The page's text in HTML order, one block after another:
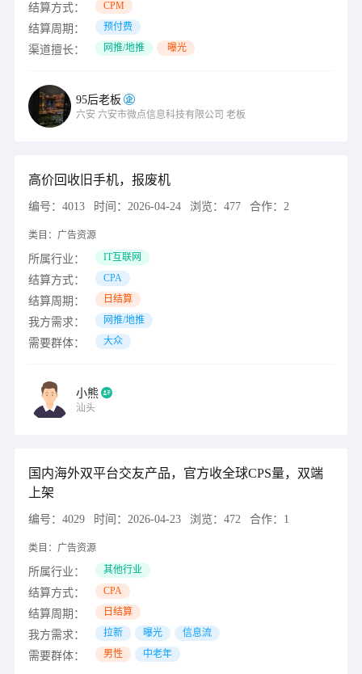
结算方式： CPM
结算周期： 预付费
渠道擅长： 网推/地推 曝光
95后老板
六安 六安市微点信息科技有限公司 老板
高价回收旧手机，报废机
编号： 4013 时间： 2026-04-24 浏览： 477 合作： 2
类目： 广告资源
所属行业： IT互联网
结算方式： CPA
结算周期： 日结算
我方需求： 网推/地推
需要群体： 大众
小熊
汕头
国内海外双平台交友产品，官方收全球CPS量，双端
上架
编号： 4029 时间： 2026-04-23 浏览： 472 合作： 1
类目： 广告资源
所属行业： 其他行业
结算方式： CPA
结算周期： 日结算
我方需求： 拉新 曝光 信息流
需要群体： 男性 中老年